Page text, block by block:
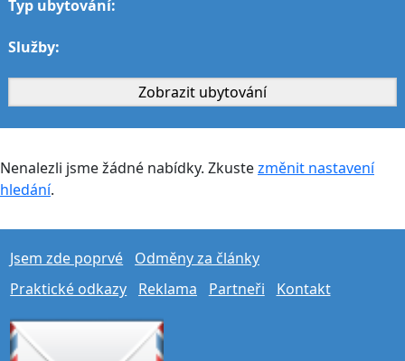
Typ ubytování:
Služby:
Nenalezli jsme žádné nabídky. Zkustezměnit nastavení
hledání.
Jsem zde poprvé
Odměny za články
Praktické odkazy
Reklama Partneři Kontakt